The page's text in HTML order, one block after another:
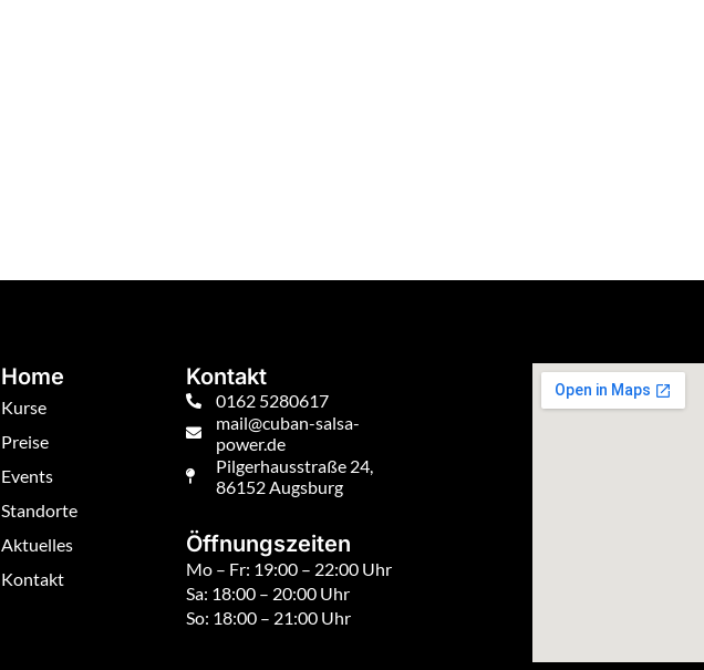
Home
Kurse
Preise
Events
Standorte
Aktuelles
Kontakt
Kontakt
0162 5280617
mail@cuban-salsa-
power.de
Pilgerhausstraße 24,
86152 Augsburg
Öffnungszeiten
Mo – Fr: 19:00 – 22:00 Uhr
Sa: 18:00 – 20:00 Uhr
So: 18:00 – 21:00 Uhr